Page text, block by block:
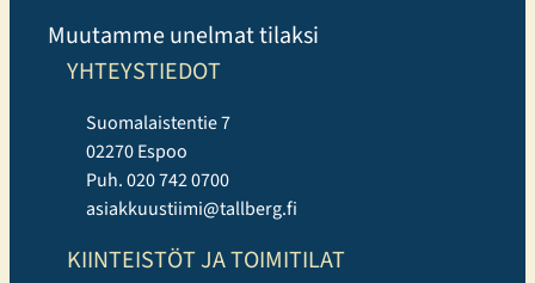
Muutamme unelmat tilaksi
YHTEYSTIEDOT
Suomalaistentie 7
02270 Espoo
Puh. 020 742 0700
asiakkuustiimi@tallberg.fi
KIINTEISTÖT JA TOIMITILAT